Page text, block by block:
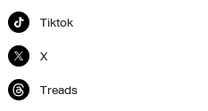
Tiktok
X
Treads